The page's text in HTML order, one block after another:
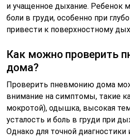
и учащенное дыхание. Ребенок
боли в груди, особенно при
привести к поверхностному
Как можно проверить
дома?
Проверить пневмонию дома
внимание на симптомы, такие
мокротой), одышка, высокая
усталость и боль в груди при
Однако для точной диагностики